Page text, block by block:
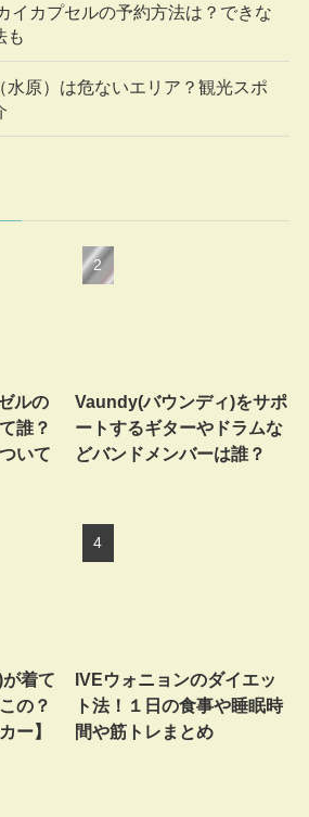
イカプセルの予約方法は？できな
も
水原）は危ないエリア？観光スポ
ルの
誰？
いて
Vaundy(バウンディ)をサポ
ートするギターやドラムな
どバンドメンバーは誰？
着て
の？
ー】
IVEウォニョンのダイエッ
ト法！１日の食事や睡眠時
間や筋トレまとめ